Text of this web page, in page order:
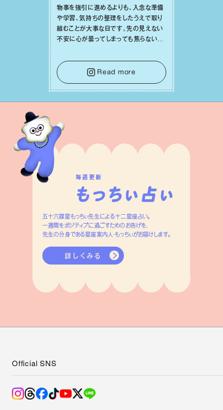
物事を強引に進めるよりも、⼊念な準備
や学習、気持ちの整理をしたうえで取り
組むことが⼤事な⽇です。先の⾒えない
不安に⼼が曇ってしまっても焦らない
⾝や疲れていそうな⼈をいたわることに
時間を使いましょう。ここでしっかりとエ
ネルギーを蓄え、困難を乗り越える⼒に
変えましょう。
Read more
毎週更新
五十六謀星もっちぃ先生による十二星座占い。
一週間をポジティブに過ごすためのお告げを、
先生の分身である星座案内人・もっちぃがお届けします。
詳しくみる
Official SNS